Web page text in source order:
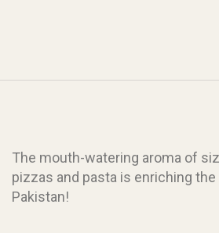
The mouth-watering aroma of
pizzas and pasta is enriching
Pakistan!